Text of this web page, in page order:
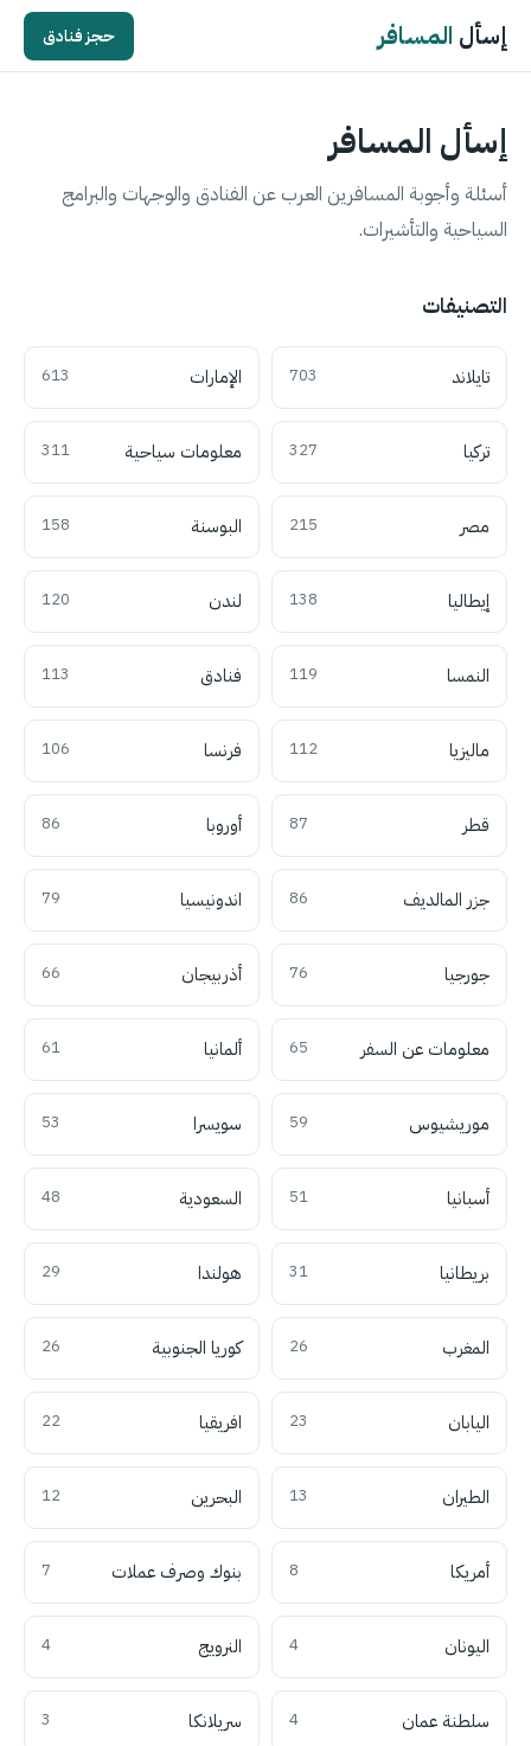
إسأل المسافر حجز فنادق
إسأل المسافر
أسئلة وأجوبة المسافرين العرب عن الفنادق والوجهات والبرامج
السياحية والتأشيرات.
التصنيفات
تايلاند 703 الإمارات 613
تركيا 327 معلومات سياحية 311
مصر 215 البوسنة 158
إيطاليا 138 لندن 120
النمسا 119 فنادق 113
ماليزيا 112 فرنسا 106
قطر 87 أوروبا 86
جزر المالديف 86 اندونيسيا 79
جورجيا 76 أذربيجان 66
معلومات عن السفر 65 ألمانيا 61
موريشيوس 59 سويسرا 53
أسبانيا 51 السعودية 48
بريطانيا 31 هولندا 29
المغرب 26 كوريا الجنوبية 26
اليابان 23 افريقيا 22
الطيران 13 البحرين 12
أمريكا 8 بنوك وصرف عملات 7
اليونان 4 النرويج 4
سلطنة عمان 4 سريلانكا 3